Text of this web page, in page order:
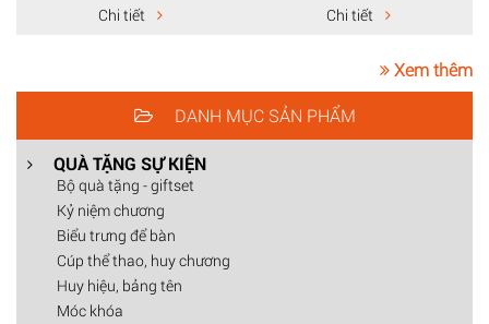
Chi tiết Chi tiết
Xem thêm
DANH MỤC SẢN PHẨM
QUÀ TẶNG SỰ KIỆN
Bộ quà tặng - giftset
Kỷ niệm chương
Biểu trưng để bàn
Cúp thể thao, huy chương
Huy hiệu, bảng tên
Móc khóa